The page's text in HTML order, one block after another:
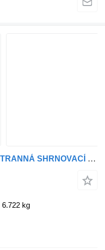
Kögel S24, STANDARD, TŘÍSTRANNÁ SHRNOVACÍ PLACHTA
6.722 kg